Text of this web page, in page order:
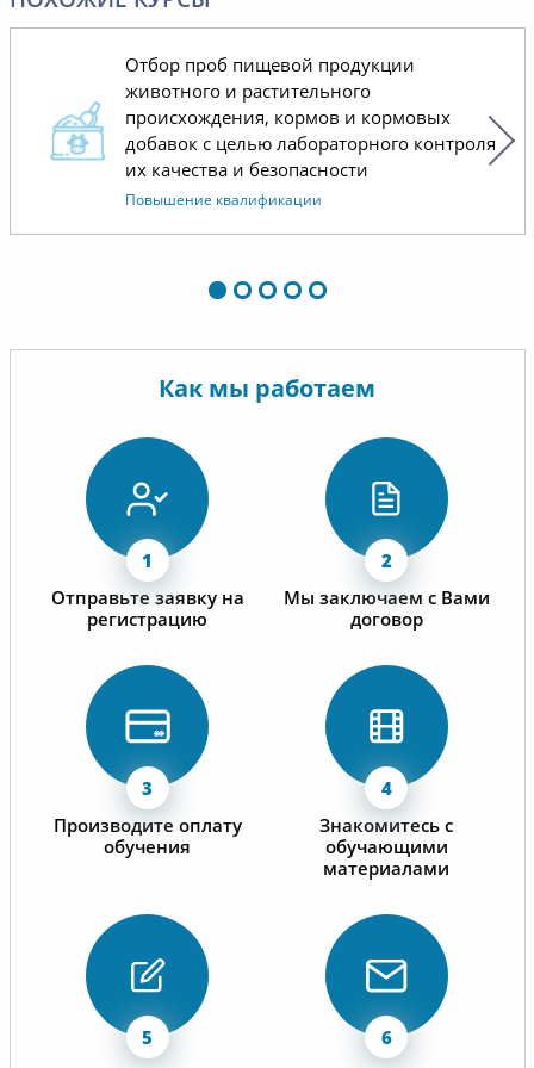
сотрудничество.
Отбор проб пищевой продукции
животного и растительного
происхождения, кормов и кормовых
добавок с целью лабораторного контроля
их качества и безопасности
Повышение квалификации
Как мы работаем
Отправьте заявку на
регистрацию
Мы заключаем с Вами
договор
Производите оплату
обучения
Знакомитесь с
обучающими
материалами